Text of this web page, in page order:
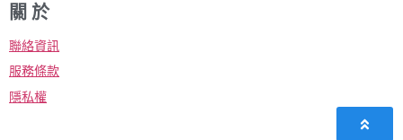
關 於
聯絡資訊
服務條款
隱私權